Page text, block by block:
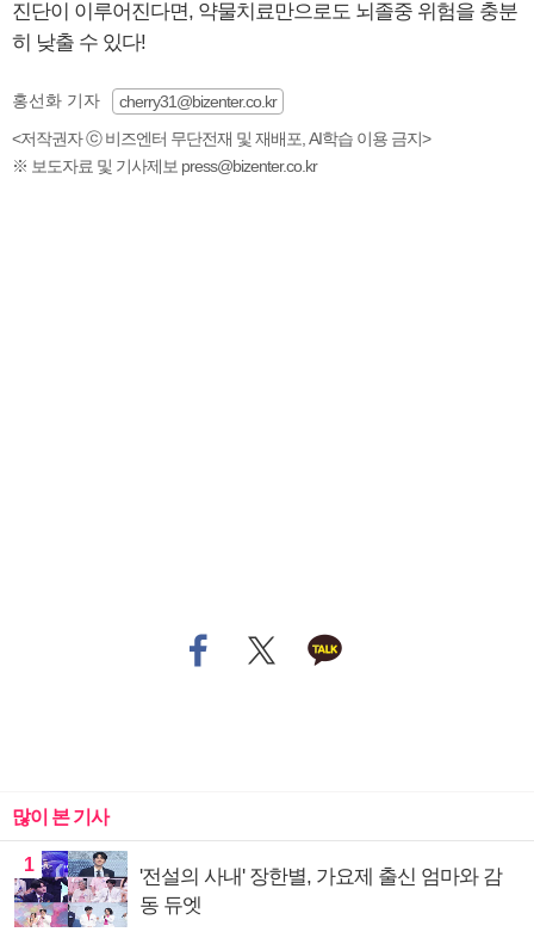
진단이 이루어진다면, 약물치료만으로도 뇌졸중 위험을 충분
히 낮출 수 있다!
홍선화 기자
cherry31@bizenter.co.kr
<저작권자 ⓒ 비즈엔터 무단전재 및 재배포, AI학습 이용 금지>
※ 보도자료 및 기사제보 press@bizenter.co.kr
많이 본 기사
1
'전설의 사내' 장한별, 가요제 출신 엄마와 감
동 듀엣